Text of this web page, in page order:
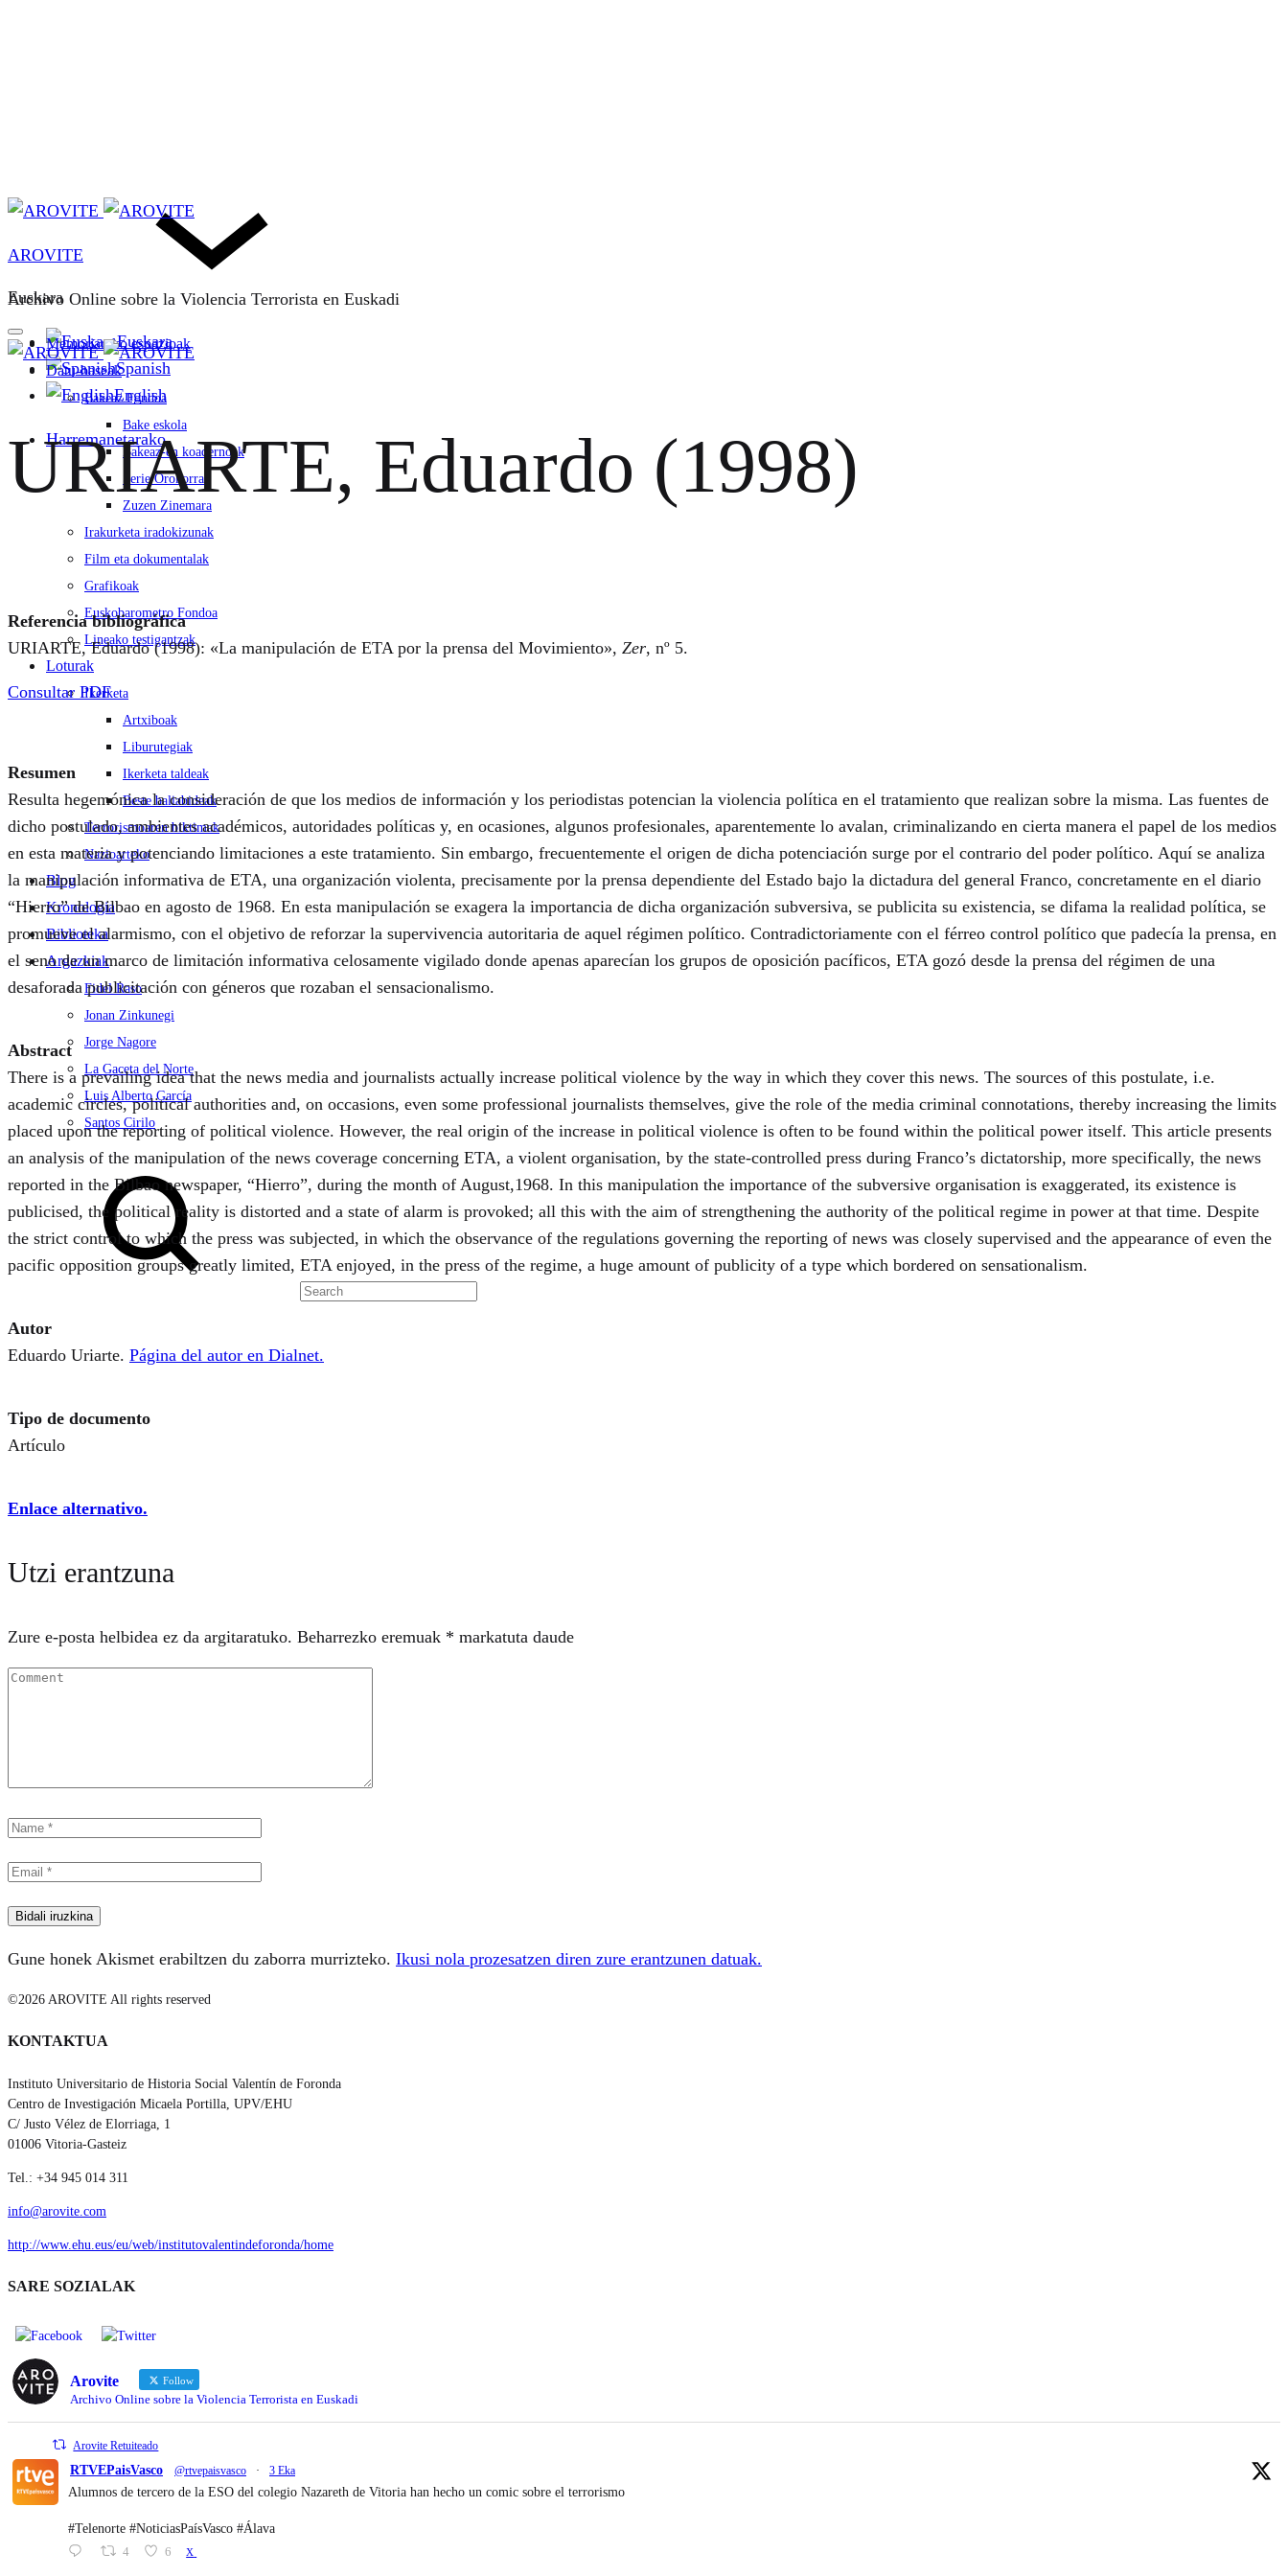
Euskara
Euskara
Spanish
English
Harremanetarako
AROVITE
Archivo Online sobre la Violencia Terrorista en Euskadi
Memoriarako espazioak
Datu-baseak
Bakeaz Fondoa
Bake eskola
Bakeaz-en koadernoak
Serie Orokorra
Zuzen Zinemara
Irakurketa iradokizunak
Film eta dokumentalak
Grafikoak
Euskobarometro Fondoa
Lineako testigantzak
Loturak
Ikerketa
Artxiboak
Liburutegiak
Ikerketa taldeak
Beste baliabideak
Terrorismoaren biktimak
Nazioarteko
Blog
Kronologia
Biblioteka
Argazkiak
Fidel Raso
Jonan Zinkunegi
Jorge Nagore
La Gaceta del Norte
Luis Alberto García
Santos Cirilo
Search
URIARTE, Eduardo (1998)
Referencia bibliográfica
URIARTE, Eduardo (1998): «La manipulación de ETA por la prensa del Movimiento», Zer, nº 5.
Consultar PDF
Resumen
Resulta hegemónica la consideración de que los medios de información y los periodistas potencian la violencia política en el tratamiento que realizan sobre la misma. Las fuentes de
dicho postulado, ambientes académicos, autoridades políticas y, en ocasiones, algunos profesionales, aparentemente lo avalan, criminalizando en cierta manera el papel de los medios
en esta materia y potenciando limitaciones a este tratamiento. Sin embargo, frecuentemente el origen de dicha potenciación surge por el contrario del poder político. Aquí se analiza
la manipulación informativa de ETA, una organización violenta, precisamente por la prensa dependiente del Estado bajo la dictadura del general Franco, concretamente en el diario
“Hierro” de Bilbao en agosto de 1968. En esta manipulación se exagera la importancia de dicha organización subversiva, se publicita su existencia, se difama la realidad política, se
promueve el alarmismo, con el objetivo de reforzar la supervivencia autoritaria de aquel régimen político. Contradictoriamente con el férreo control político que padecía la prensa, en
el seno de un marco de limitación informativa celosamente vigilado donde apenas aparecían los grupos de oposición pacíficos, ETA gozó desde la prensa del régimen de una
desaforada publicitación con géneros que rozaban el sensacionalismo.
Abstract
There is a prevailing idea that the news media and journalists actually increase political violence by the way in which they cover this news. The sources of this postulate, i.e.
academic circles, political authorities and, on occasions, even some professional journalists themselves, give the role of the media criminal connotations, thereby increasing the limits
placed upon the reporting of political violence. However, the real origin of the increase in political violence is often to be found within the political power itself. This article presents
an analysis of the manipulation of the news coverage concerning ETA, a violent organisation, by the state-controlled press during Franco’s dictatorship, more specifically, the news
reported in the Bilbao newspaper, “Hierro”, during the month of August,1968. In this manipulation the importance of the subversive organisation is exaggerated, its existence is
publicised, the political reality is distorted and a state of alarm is provoked; all this with the aim of strengthening the authority of the political regime in power at that time. Despite
the strict control to which the press was subjected, in which the observance of the regulations governing the reporting of news was closely supervised and the appearance of even the
pacific opposition groups greatly limited, ETA enjoyed, in the press of the regime, a huge amount of publicity of a type which bordered on sensationalism.
Autor
Eduardo Uriarte. Página del autor en Dialnet.
Tipo de documento
Artículo
Enlace alternativo.
Utzi erantzuna
Zure e-posta helbidea ez da argitaratuko. Beharrezko eremuak * markatuta daude
Gune honek Akismet erabiltzen du zaborra murrizteko. Ikusi nola prozesatzen diren zure erantzunen datuak.
©2026 AROVITE All rights reserved
KONTAKTUA
Instituto Universitario de Historia Social Valentín de Foronda
Centro de Investigación Micaela Portilla, UPV/EHU
C/ Justo Vélez de Elorriaga, 1
01006 Vitoria-Gasteiz
Tel.: +34 945 014 311
info@arovite.com
http://www.ehu.eus/eu/web/institutovalentindeforonda/home
SARE SOZIALAK
Arovite Follow
Archivo Online sobre la Violencia Terrorista en Euskadi
Arovite Retuiteado
RTVEPaisVasco @rtvepaisvasco · 3 Eka
Alumnos de tercero de la ESO del colegio Nazareth de Vitoria han hecho un comic sobre el terrorismo
#Telenorte #NoticiasPaísVasco #Álava
4 6 X